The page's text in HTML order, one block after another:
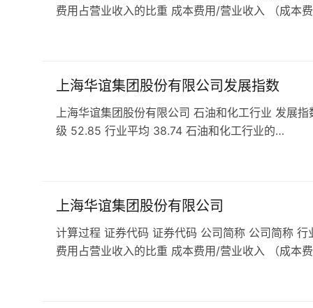
费用占营业收入的比重 成本费用/营业收入 （成本
上海华谊集团股份有限公司发展指数
上海华谊集团股份有限公司 石油和化工行业 发展
级 52.85 行业平均 38.74 石油和化工行业的…
上海华谊集团股份有限公司
计算过程 证券代码 证券代码 公司简称 公司简称
费用占营业收入的比重 成本费用/营业收入 （成本